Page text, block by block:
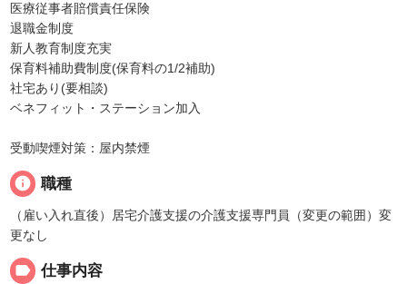
医療従事者賠償責任保険
退職金制度
新人教育制度充実
保育料補助費制度(保育料の1/2補助)
社宅あり(要相談)
ベネフィット・ステーション加入
受動喫煙対策：屋内禁煙
info 職種
（雇い入れ直後）居宅介護支援の介護支援専門員（変更の範囲）変
更なし
label 仕事内容